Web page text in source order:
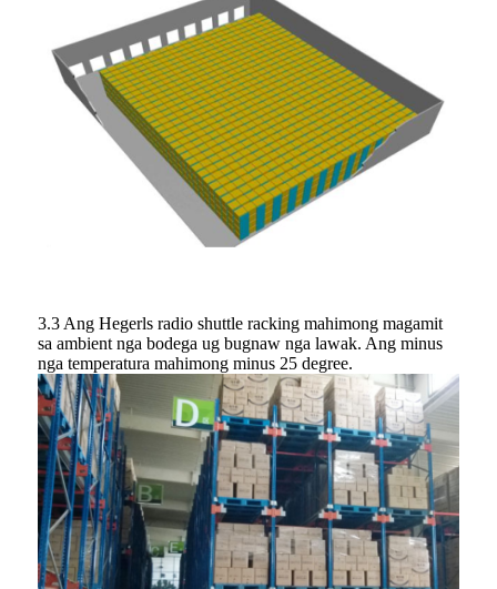
3.3 Ang Hegerls radio shuttle racking mahimong magamit
sa ambient nga bodega ug bugnaw nga lawak. Ang minus
nga temperatura mahimong minus 25 degree.